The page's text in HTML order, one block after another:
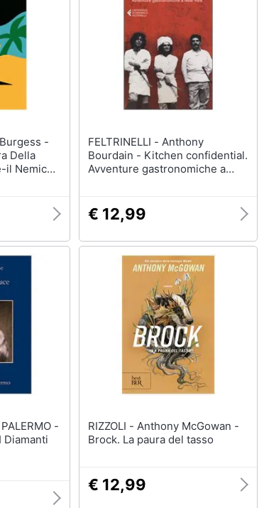
Della
il Nemico
FELTRINELLI - Anthony
Bourdain - Kitchen confidential.
Avventure gastronomiche a
€ 12,99
-
RIZZOLI - Anthony McGowan -
Brock. La paura del tasso
€ 12,99